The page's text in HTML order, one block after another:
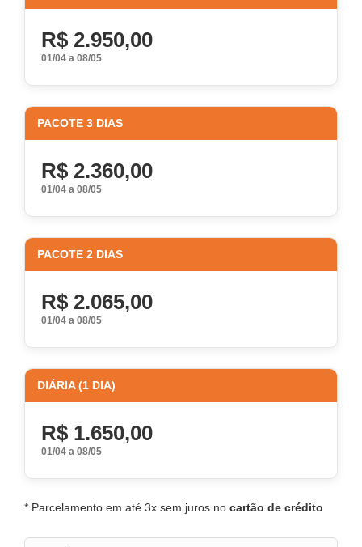
R$ 2.950,00
01/04 a 08/05
PACOTE 3 DIAS
R$ 2.360,00
01/04 a 08/05
PACOTE 2 DIAS
R$ 2.065,00
01/04 a 08/05
DIÁRIA (1 DIA)
R$ 1.650,00
01/04 a 08/05
* Parcelamento em até 3x sem juros no cartão de crédito